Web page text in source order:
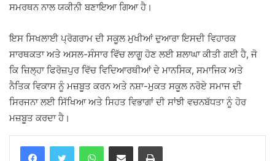
ਸਮਰਥਨ ਨਾਲ ਯਕੀਨੀ ਬਣਾਇਆ ਗਿਆ ਹੈ।
ਇਸ ਸਿਖਲਾਈ ਪ੍ਰੋਗਰਾਮ ਦੀ ਸਕੂਲ ਮੁਖੀਆਂ ਦੁਆਰਾ ਇਸਦੀ ਵਿਹਾਰਕ
ਸਾਰਥਕਤਾ ਅਤੇ ਅਸਲ-ਸੰਸਾਰ ਵਿੱਚ ਲਾਗੂ ਹੋਣ ਲਈ ਸ਼ਲਾਘਾ ਕੀਤੀ ਗਈ ਹੈ, ਜੋ
ਕਿ ਜ਼ਿਲ੍ਹਾ ਫਿਰੋਜ਼ਪੁਰ ਵਿੱਚ ਵਿਦਿਆਰਥੀਆਂ ਦੇ ਮਾਨਸਿਕ, ਸਮਾਜਿਕ ਅਤੇ
ਨੈਤਿਕ ਵਿਕਾਸ ਨੂੰ ਮਜ਼ਬੂਤ ਕਰਨ ਅਤੇ ਨਸ਼ਾ-ਮੁਕਤ ਸਕੂਲ ਨਰੋਏ ਸਮਾਜ ਦੀ
ਸਿਰਜਨਾ ਲਈ ਸਿੱਖਿਆ ਅਤੇ ਸਿਹਤ ਵਿਭਾਗਾਂ ਦੀ ਸਾਂਝੀ ਵਚਨਬੱਧਤਾ ਨੂੰ ਹੋਰ
ਮਜ਼ਬੂਤ ਕਰਦਾ ਹੈ।
WhatsAppShare via Email Print